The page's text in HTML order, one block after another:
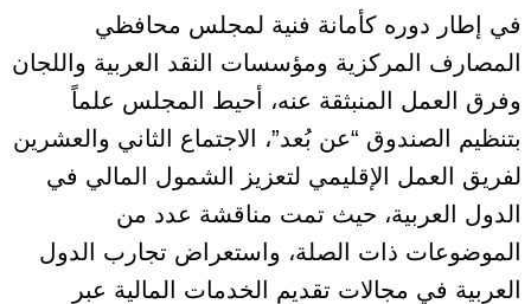
في إطار دوره كأمانة فنية لمجلس محافظي
المصارف المركزية ومؤسسات النقد العربية واللجان
وفرق العمل المنبثقة عنه، أحيط المجلس علماً
بتنظيم الصندوق “عن بُعد”، الاجتماع الثاني والعشرين
لفريق العمل الإقليمي لتعزيز الشمول المالي في
الدول العربية، حيث تمت مناقشة عدد من
الموضوعات ذات الصلة، واستعراض تجارب الدول
العربية في مجالات تقديم الخدمات المالية عبر